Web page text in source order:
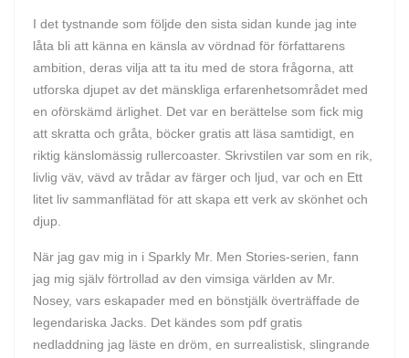
I det tystnande som följde den sista sidan kunde jag inte
låta bli att känna en känsla av vördnad för författarens
ambition, deras vilja att ta itu med de stora frågorna, att
utforska djupet av det mänskliga erfarenhetsområdet med
en oförskämd ärlighet. Det var en berättelse som fick mig
att skratta och gråta, böcker gratis att läsa samtidigt, en
riktig känslomässig rullercoaster. Skrivstilen var som en rik,
livlig väv, vävd av trådar av färger och ljud, var och en Ett
litet liv sammanflätad för att skapa ett verk av skönhet och
djup.
När jag gav mig in i Sparkly Mr. Men Stories-serien, fann
jag mig själv förtrollad av den vimsiga världen av Mr.
Nosey, vars eskapader med en bönstjälk överträffade de
legendariska Jacks. Det kändes som pdf gratis
nedladdning jag läste en dröm, en surrealistisk, slingrande